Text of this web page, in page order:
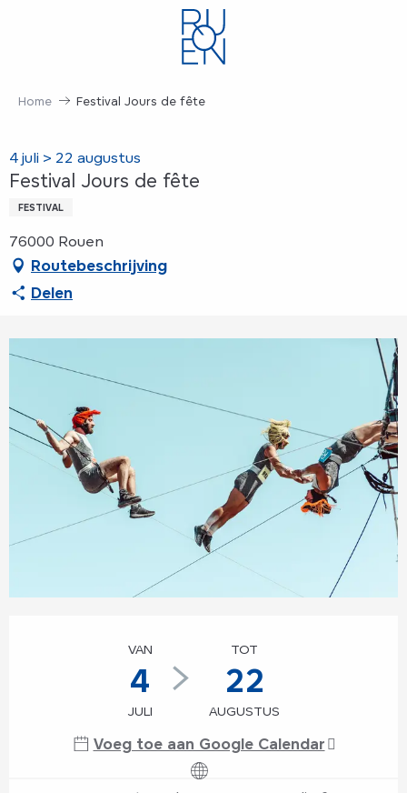
Home Festival Jours de fête
4 juli > 22 augustus
Festival Jours de fête
FESTIVAL
76000 Rouen
Routebeschrijving
Delen
VAN
4
JULI
TOT
22
AUGUSTUS
Voeg toe aan Google Calendar